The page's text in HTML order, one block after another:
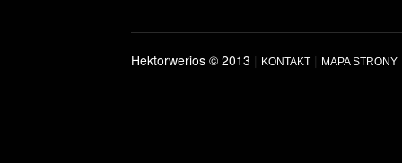
Hektorwerios © 2013 | KONTAKT | MAPA STRONY